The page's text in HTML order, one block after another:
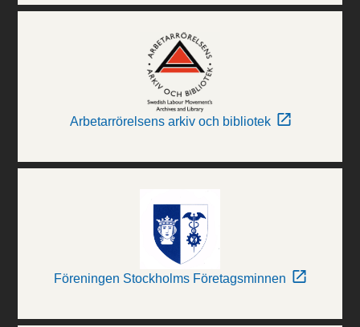
Arbetarrörelsens arkiv och bibliotek
Föreningen Stockholms Företagsminnen